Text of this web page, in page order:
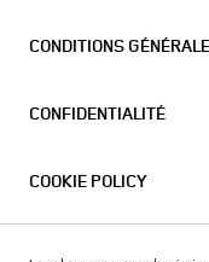
CONDITIONS
CONFIDENTIALITÉ
COOKIE POLICY